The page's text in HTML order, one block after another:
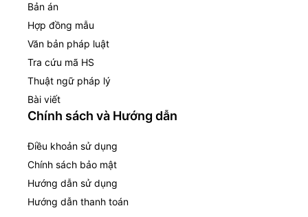
Bản án
Hợp đồng mẫu
Văn bản pháp luật
Tra cứu mã HS
Thuật ngữ pháp lý
Bài viết
Chính sách và Hướng dẫn
Điều khoản sử dụng
Chính sách bảo mật
Hướng dẫn sử dụng
Hướng dẫn thanh toán